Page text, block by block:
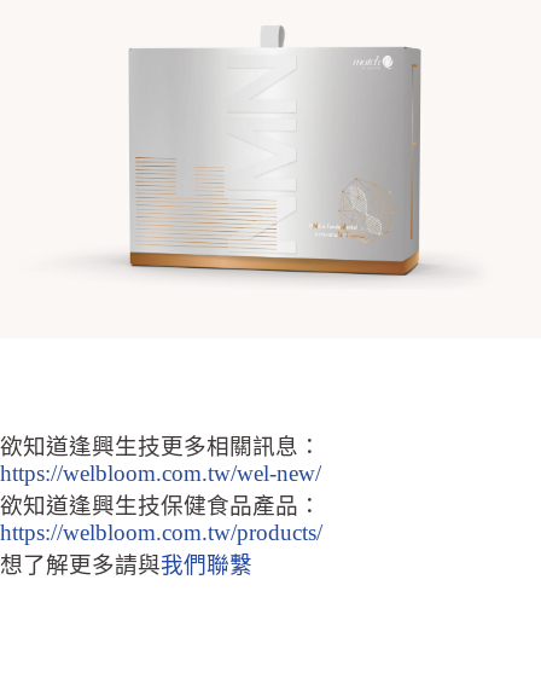
欲知道逢興生技更多相關訊息：
https://welbloom.com.tw/wel-new/
欲知道逢興生技保健食品產品：
https://welbloom.com.tw/products/
想了解更多請與我們聯繫